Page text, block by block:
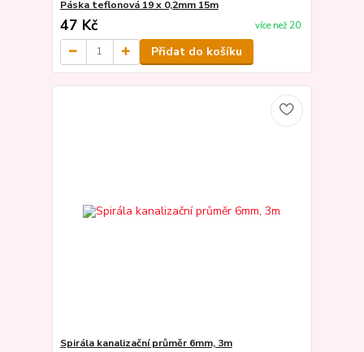
Páska teflonová 19 x 0,2mm 15m
47 Kč více než 20
Přidat do košíku
Spirála kanalizační průměr 6mm, 3m